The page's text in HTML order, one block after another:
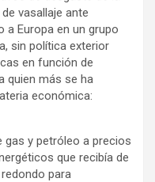
vasallaje ante
a Europa en un grupo
sin política exterior
en función de
quien más se ha
económica:
gas y petróleo a precios
que recibía de
para